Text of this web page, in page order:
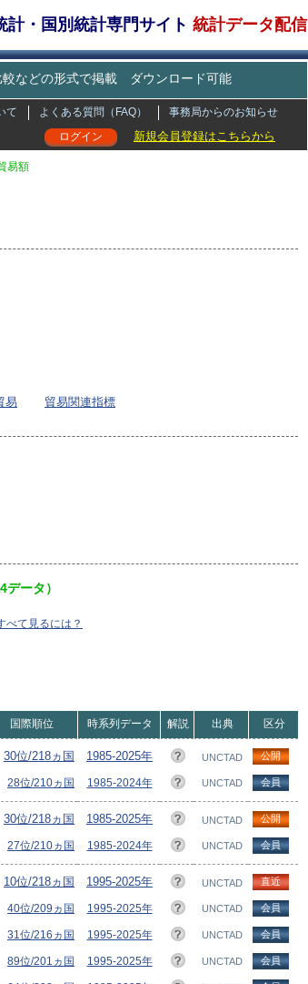
計・国別統計専門サイト 統計データ配信
較などの形式で掲載 ダウンロード可能
事務局からのお知らせ
よくある質問（FAQ）
て
新規会員登録はこちらから
ログイン
易額
易 貿易関連指標
ータ）
べて見るには？
国際順位 時系列データ 解説 出典 区分
30位/218ヵ国 1985-2025年 UNCTAD 公開
28位/210ヵ国 1985-2024年 UNCTAD 会員
30位/218ヵ国 1985-2025年 UNCTAD 公開
27位/210ヵ国 1985-2024年 UNCTAD 会員
10位/218ヵ国 1995-2025年 UNCTAD 直近
40位/209ヵ国 1995-2025年 UNCTAD 会員
31位/216ヵ国 1995-2025年 UNCTAD 会員
89位/201ヵ国 1995-2025年 UNCTAD 会員